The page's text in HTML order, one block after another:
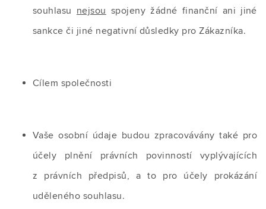
souhlasu nejsou spojeny žádné finanční ani jiné
sankce či jiné negativní důsledky pro Zákazníka.
Cílem společnosti
Vaše osobní údaje budou zpracovávány také pro
účely plnění právních povinností vyplývajících
z právních předpisů, a to pro účely prokázání
uděleného souhlasu.